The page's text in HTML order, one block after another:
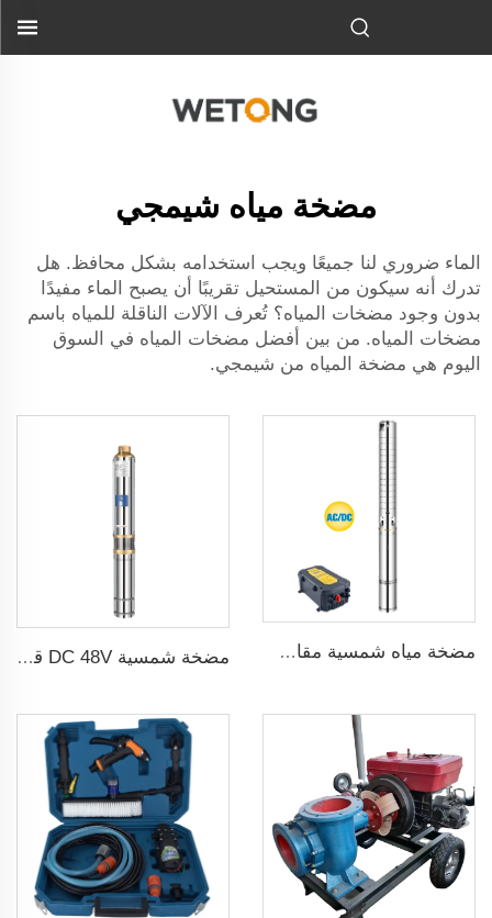
مضخة مياه شيمجي
الماء ضروري لنا جميعًا ويجب استخدامه بشكل محافظ. هل
تدرك أنه سيكون من المستحيل تقريبًا أن يصبح الماء مفيدًا
بدون وجود مضخات المياه؟ تُعرف الآلات الناقلة للمياه باسم
مضخات المياه. من بين أفضل مضخات المياه في السوق
اليوم هي مضخة المياه من شيمجي.
مضخة مياه شمسية مقاس 3 بوصة ذات شفرة من الفولاذ المقاوم للصدأ لري الزراعة مضخة شمسية DC 48V قدرة 1 حصان و750W مع منظم MPPT لري الزراعة